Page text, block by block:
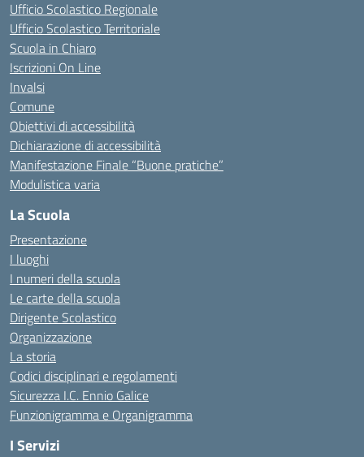
Ufficio Scolastico Regionale
Ufficio Scolastico Territoriale
Scuola in Chiaro
Iscrizioni On Line
Invalsi
Comune
Obiettivi di accessibilità
Dichiarazione di accessibilità
Manifestazione Finale “Buone pratiche”
Modulistica varia
La Scuola
Presentazione
I luoghi
I numeri della scuola
Le carte della scuola
Dirigente Scolastico
Organizzazione
La storia
Codici disciplinari e regolamenti
Sicurezza I.C. Ennio Galice
Funzionigramma e Organigramma
I Servizi